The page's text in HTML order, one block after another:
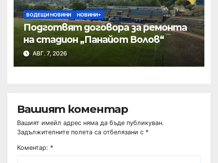
ВОДЕЩИ НОВИНИ НОВИНИ+
Подготвят договора за ремонта
на стадион „Панайот Волов“
АВГ. 7, 2026
Вашият коментар
Вашият имейл адрес няма да бъде публикуван.
Задължителните полета са отбелязани с *
Коментар: *